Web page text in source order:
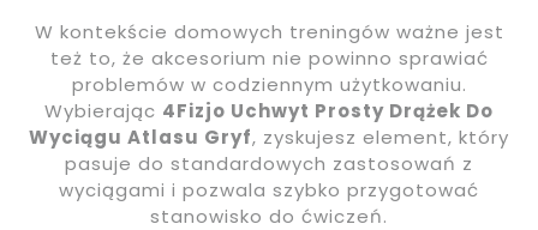
W kontekście domowych treningów ważne jest
też to, że akcesorium nie powinno sprawiać
problemów w codziennym użytkowaniu.
Wybierając 4Fizjo Uchwyt Prosty Drążek Do
Wyciągu Atlasu Gryf, zyskujesz element, który
pasuje do standardowych zastosowań z
wyciągami i pozwala szybko przygotować
stanowisko do ćwiczeń.